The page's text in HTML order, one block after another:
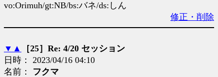
vo:Orimuh/gt:NB/bs:バネ/ds:しん
修正・削除
▼ ▲
［25］Re: 4/20 セッション
日時： 2023/04/16 04:10
名前： フクマ